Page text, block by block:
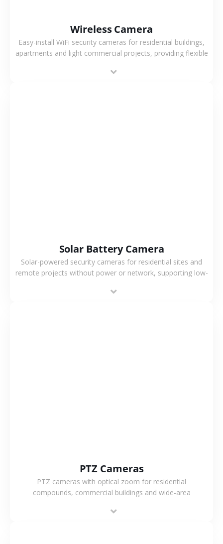
Wireless Camera
Easy-install WiFi security cameras for residential buildings,
apartments and light commercial projects, providing flexible
Solar Battery Camera
Solar-powered security cameras for residential sites and
remote projects without power or network, supporting low-
monitoring.
PTZ Cameras
PTZ cameras with optical zoom for residential
compounds, commercial buildings and wide-area
flexible coverage.